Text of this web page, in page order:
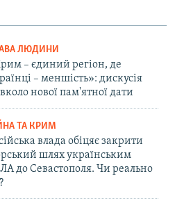
ЛЮДИНИ
– єдиний регіон, де
– меншість»: дискусія
нової пам'ятної дати
ТА КРИМ
влада обіцяє закрити
шлях українським
до Севастополя. Чи реально